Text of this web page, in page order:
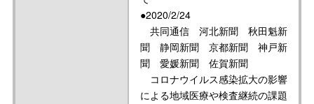
●2020/2/24
共同通信 河北新聞 秋田魁新
聞 静岡新聞 京都新聞 神戸新
聞 愛媛新聞 佐賀新聞
コロナウイルス感染拡大の影響
による地域医療や検査継続の課題